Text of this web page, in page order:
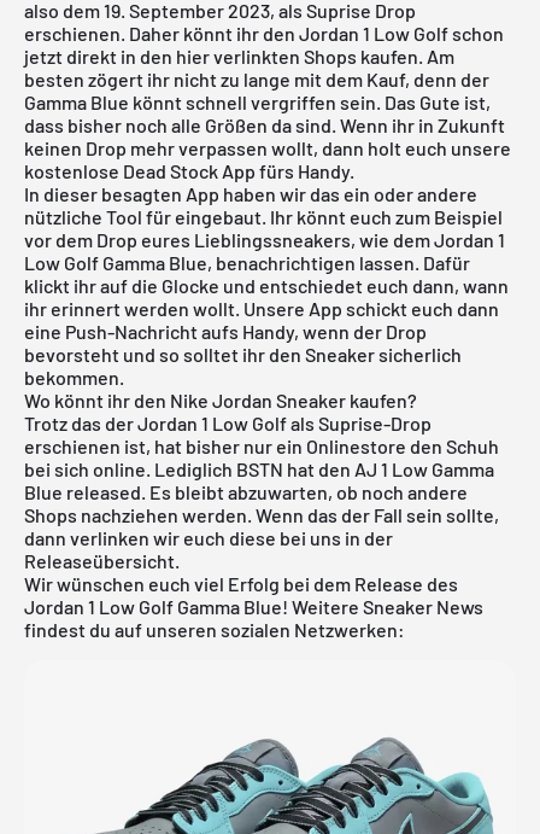
also dem 19. September 2023, als Suprise Drop
erschienen. Daher könnt ihr den Jordan 1 Low Golf schon
jetzt direkt in den hier verlinkten Shops kaufen. Am
besten zögert ihr nicht zu lange mit dem Kauf, denn der
Gamma Blue könnt schnell vergriffen sein. Das Gute ist,
dass bisher noch alle Größen da sind. Wenn ihr in Zukunft
keinen Drop mehr verpassen wollt, dann holt euch unsere
kostenlose Dead Stock App fürs Handy.
In dieser besagten App haben wir das ein oder andere
nützliche Tool für eingebaut. Ihr könnt euch zum Beispiel
vor dem Drop eures Lieblingssneakers, wie dem Jordan 1
Low Golf Gamma Blue, benachrichtigen lassen. Dafür
klickt ihr auf die Glocke und entschiedet euch dann, wann
ihr erinnert werden wollt. Unsere App schickt euch dann
eine Push-Nachricht aufs Handy, wenn der Drop
bevorsteht und so solltet ihr den Sneaker sicherlich
bekommen.
Wo könnt ihr den Nike Jordan Sneaker kaufen?
Trotz das der Jordan 1 Low Golf als Suprise-Drop
erschienen ist, hat bisher nur ein Onlinestore den Schuh
bei sich online. Lediglich BSTN hat den AJ 1 Low Gamma
Blue released. Es bleibt abzuwarten, ob noch andere
Shops nachziehen werden. Wenn das der Fall sein sollte,
dann verlinken wir euch diese bei uns in der
Releaseübersicht.
Wir wünschen euch viel Erfolg bei dem Release des
Jordan 1 Low Golf Gamma Blue! Weitere Sneaker News
findest du auf unseren sozialen Netzwerken: